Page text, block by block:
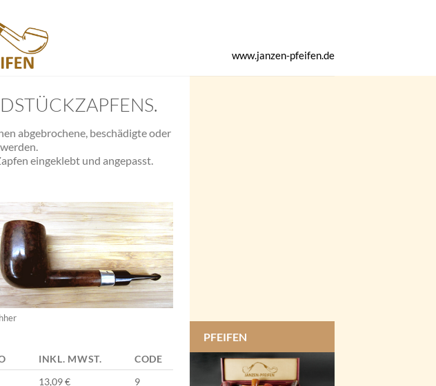
www.janzen-pfeifen.de
abgebrochene, beschädigte oder
eingeklebt und angepasst.
INKL. MWST.
CODE
13,09 € 9
PFEIFEN